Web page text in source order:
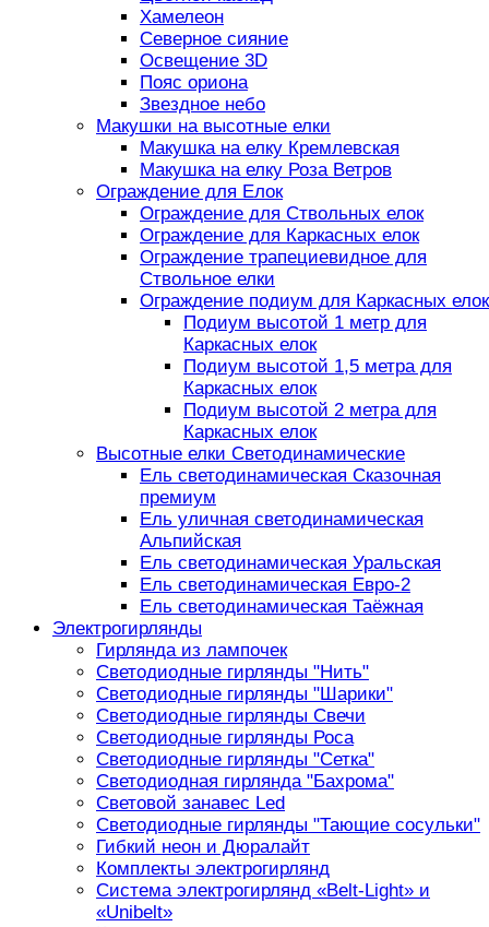
Хамелеон
Северное сияние
Освещение 3D
Пояс ориона
Звездное небо
Макушки на высотные елки
Макушка на елку Кремлевская
Макушка на елку Роза Ветров
Ограждение для Елок
Ограждение для Ствольных елок
Ограждение для Каркасных елок
Ограждение трапециевидное для
Ствольное елки
Ограждение подиум для Каркасных елок
Подиум высотой 1 метр для
Каркасных елок
Подиум высотой 1,5 метра для
Каркасных елок
Подиум высотой 2 метра для
Каркасных елок
Высотные елки Светодинамические
Ель светодинамическая Сказочная
премиум
Ель уличная светодинамическая
Альпийская
Ель светодинамическая Уральская
Ель светодинамическая Евро-2
Ель светодинамическая Таёжная
Электрогирлянды
Гирлянда из лампочек
Светодиодные гирлянды "Нить"
Светодиодные гирлянды "Шарики"
Светодиодные гирлянды Свечи
Светодиодные гирлянды Роса
Светодиодные гирлянды "Сетка"
Светодиодная гирлянда "Бахрома"
Световой занавес Led
Светодиодные гирлянды "Тающие сосульки"
Гибкий неон и Дюралайт
Комплекты электрогирлянд
Система электрогирлянд «Belt-Light» и
«Unibelt»